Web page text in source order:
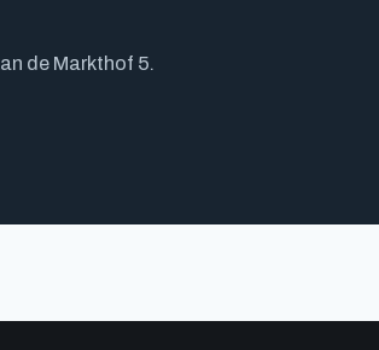
de Markthof 5.